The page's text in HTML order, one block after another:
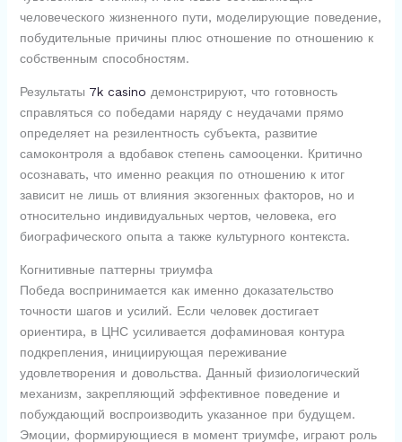
человеческого жизненного пути, моделирующие поведение,
побудительные причины плюс отношение по отношению к
собственным способностям.
Результаты 7k casino демонстрируют, что готовность
справляться со победами наряду с неудачами прямо
определяет на резилентность субъекта, развитие
самоконтроля а вдобавок степень самооценки. Критично
осознавать, что именно реакция по отношению к итог
зависит не лишь от влияния экзогенных факторов, но и
относительно индивидуальных чертов, человека, его
биографического опыта а также культурного контекста.
Когнитивные паттерны триумфа
Победа воспринимается как именно доказательство
точности шагов и усилий. Если человек достигает
ориентира, в ЦНС усиливается дофаминовая контура
подкрепления, инициирующая переживание
удовлетворения и довольства. Данный физиологический
механизм, закрепляющий эффективное поведение и
побуждающий воспроизводить указанное при будущем.
Эмоции, формирующиеся в момент триумфе, играют роль